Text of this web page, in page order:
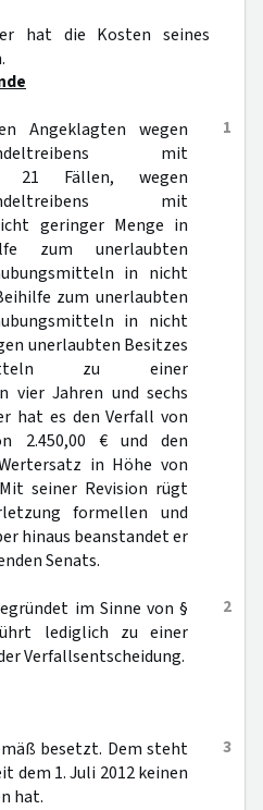
hat die Kosten seines
1
Angeklagten wegen
mit
21 Fällen, wegen
mit
geringer Menge in
zum unerlaubten
in nicht
zum unerlaubten
in nicht
unerlaubten Besitzes
zu einer
vier Jahren und sechs
hat es den Verfall von
2.450,00 € und den
in Höhe von
seiner Revision rügt
formellen und
hinaus beanstandet er
Senats.
2
im Sinne von §
lediglich zu einer
Verfallsentscheidung.
3
besetzt. Dem steht
dem 1. Juli 2012 keinen
hat.